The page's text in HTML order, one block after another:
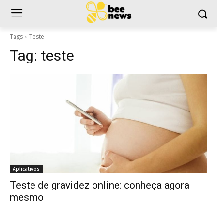
Tags Teste
Tag: teste
Aplicativos
Teste de gravidez online: conheça agora
mesmo